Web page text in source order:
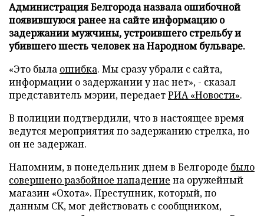
Администрация Белгорода назвала ошибочной
появившуюся ранее на сайте информацию о
задержании мужчины, устроившего стрельбу и
убившего шесть человек на Народном бульваре.
«Это была ошибка. Мы сразу убрали с сайта,
информации о задержании у нас нет», - сказал
представитель мэрии, передаетРИА «Новости».
В полиции подтвердили, что в настоящее время
ведутся мероприятия по задержанию стрелка, но
он не задержан.
Напомним, в понедельник днем в Белгороде было
совершено разбойное нападение на оружейный
магазин «Охота». Преступник, который, по
данным СК, мог действовать с сообщником,